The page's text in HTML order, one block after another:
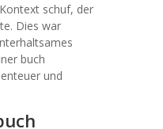
schuf, der
Dies war
buch
und